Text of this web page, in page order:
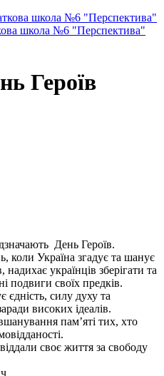
школа №6 "Перспектива"
Героїв
День Героїв.
коли Україна згадує та шанує
надихає українців зберігати та
подвиги своїх предків.
єдність, силу духу та
високих ідеалів.
пам’яті тих, хто
своє життя за свободу